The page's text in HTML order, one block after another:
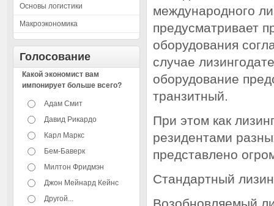
Основы логистики
Макроэкономика
Голосование
Какой экономист вам
импонирует больше всего?
Адам Смит
Давид Рикардо
Карл Маркс
Бем-Баверк
Милтон Фридмэн
Джон Мейнард Кейнс
Другой...
международного
предусматривает
оборудования
случае
оборудование
транзитный.
При этом как
резидентами
представлено
Стандартный